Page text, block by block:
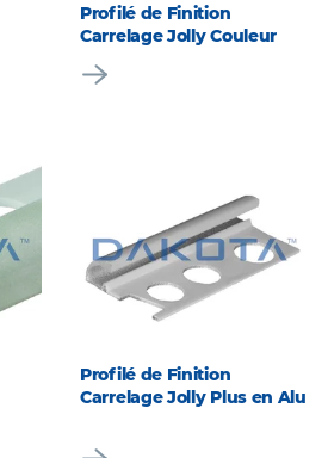
Profilé de Finition
Carrelage Jolly Couleur
Profilé de Finition
Carrelage Jolly Plus en Alu